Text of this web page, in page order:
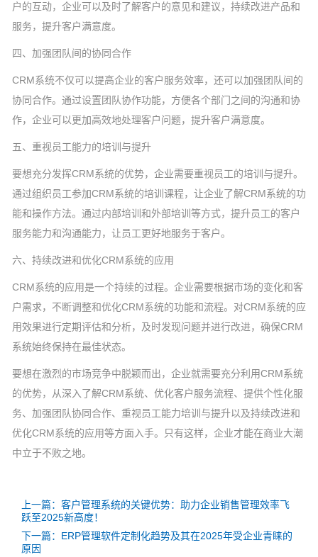
户的互动，企业可以及时了解客户的意见和建议，持续改进产品和
服务，提升客户满意度。
四、加强团队间的协同合作
CRM系统不仅可以提高企业的客户服务效率，还可以加强团队间的
协同合作。通过设置团队协作功能，方便各个部门之间的沟通和协
作，企业可以更加高效地处理客户问题，提升客户满意度。
五、重视员工能力的培训与提升
要想充分发挥CRM系统的优势，企业需要重视员工的培训与提升。
通过组织员工参加CRM系统的培训课程，让企业了解CRM系统的功
能和操作方法。通过内部培训和外部培训等方式，提升员工的客户
服务能力和沟通能力，让员工更好地服务于客户。
六、持续改进和优化CRM系统的应用
CRM系统的应用是一个持续的过程。企业需要根据市场的变化和客
户需求，不断调整和优化CRM系统的功能和流程。对CRM系统的应
用效果进行定期评估和分析，及时发现问题并进行改进，确保CRM
系统始终保持在最佳状态。
要想在激烈的市场竞争中脱颖而出，企业就需要充分利用CRM系统
的优势，从深入了解CRM系统、优化客户服务流程、提供个性化服
务、加强团队协同合作、重视员工能力培训与提升以及持续改进和
优化CRM系统的应用等方面入手。只有这样，企业才能在商业大潮
中立于不败之地。
上一篇：客户管理系统的关键优势：助力企业销售管理效率飞
跃至2025新高度！
下一篇：ERP管理软件定制化趋势及其在2025年受企业青睐的
原因